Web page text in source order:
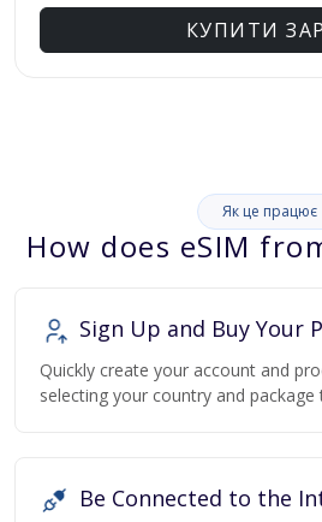
КУПИТИ
Як це працює
How does eSIM
Sign Up and Buy Your
Quickly create your account and
selecting your country and package
Be Connected to the